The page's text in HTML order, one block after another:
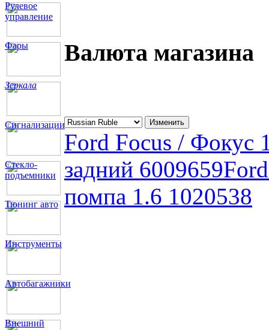
Рулевое
управление
Фары
Зеркала
Сигнализации
Стекло-
подъемники
Тюнинг авто
Инструменты
Автобагажники
Внешний
Валюта магазина
Ford Focus / Фокус
задний 6009659
помпа 1.6 1020538